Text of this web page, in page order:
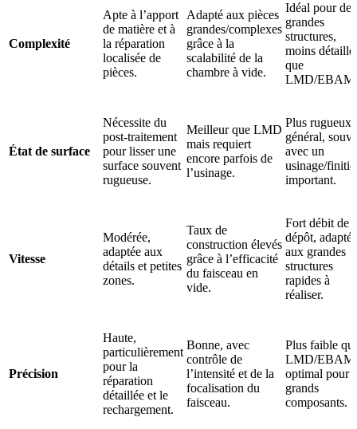
Complexité
Apte à l’apport
de matière et à
la réparation
localisée de
pièces.
Adapté aux pièces
grandes/complexes
grâce à la
scalabilité de la
chambre à vide.
Idéal pour de
grandes
structures,
moins détaillé
que
LMD/EBAM.
État de surface
Nécessite du
post-traitement
pour lisser une
surface souvent
rugueuse.
Meilleur que LMD
mais requiert
encore parfois de
l’usinage.
Plus rugueux
général,
avec un
usinage/
important.
Vitesse
Modérée,
adaptée aux
détails et petites
zones.
Taux de
construction élevés
grâce à l’efficacité
du faisceau en
vide.
Fort débit de
dépôt, adapté
aux grandes
structures
rapides à
réaliser.
Précision
Haute,
particulièrement
pour la
réparation
détaillée et le
rechargement.
Bonne, avec
contrôle de
l’intensité et de la
focalisation du
faisceau.
Plus faible
LMD/EBAM,
optimal pour
grands
composants.